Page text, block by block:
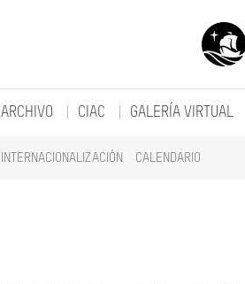
INTERNACIONALIZACIÓN CALENDARIO
ARCHIVO CIAC GALERÍA VIRTUAL